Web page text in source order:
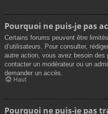
Pourquoi ne puis-je pas
Certains forums peuvent être
d’utilisateurs. Pour consulter,
autre action, vous avez besoin
contacter un modérateur ou un
demander un accès.
Haut
Pourquoi ne puis-je pas